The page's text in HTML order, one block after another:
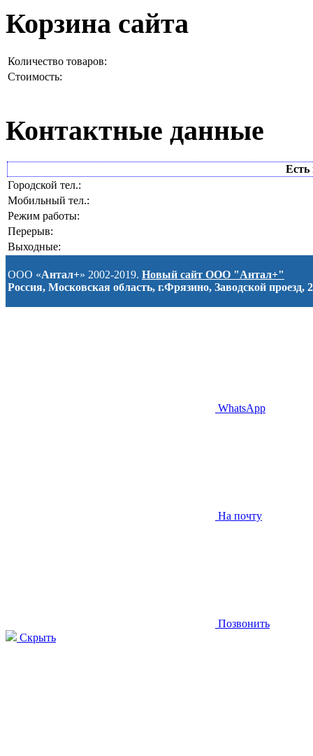
Корзина сайта
Количество товаров:
Стоимость:
Контактные данные
Есть
Городской тел.:
Мобильный тел.:
Режим работы:
Перерыв:
Выходные:
ООО «Антал+» 2002-2019. Новый сайт ООО "Антал+"
Россия, Московская область, г.Фрязино, Заводской проезд, 2
WhatsApp
На почту
Позвонить
Скрыть